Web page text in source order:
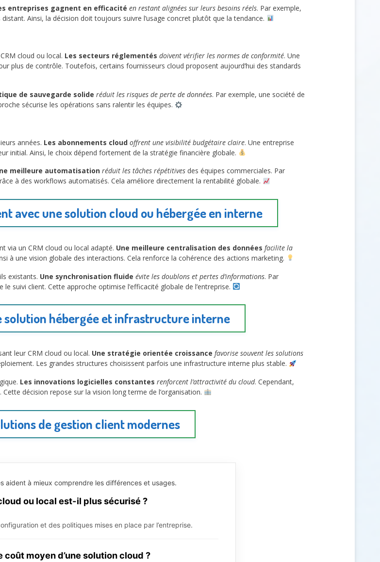
entreprises gagnent en efficacité en restant alignées sur leurs besoins réels. Par exemple,
Ainsi, la décision doit toujours suivre l’usage concret plutôt que la tendance.
cloud ou local. Les secteurs réglementés doivent vérifier les normes de conformité. Une
plus de contrôle. Toutefois, certains fournisseurs cloud proposent aujourd’hui des standards
de sauvegarde solide réduit les risques de perte de données. Par exemple, une société de
sécurise les opérations sans ralentir les équipes.
années. Les abonnements cloud offrent une visibilité budgétaire claire. Une entreprise
initial. Ainsi, le choix dépend fortement de la stratégie financière globale.
meilleure automatisation réduit les tâches répétitives des équipes commerciales. Par
à des workflows automatisés. Cela améliore directement la rentabilité globale.
avec une solution cloud ou hébergée en interne
via un CRM cloud ou local adapté. Une meilleure centralisation des données facilite la
à une vision globale des interactions. Cela renforce la cohérence des actions marketing.
existants. Une synchronisation fluide évite les doublons et pertes d’informations. Par
suivi client. Cette approche optimise l’efficacité globale de l’entreprise.
solution hébergée et infrastructure interne
leur CRM cloud ou local. Une stratégie orientée croissance favorise souvent les solutions
Les grandes structures choisissent parfois une infrastructure interne plus stable.
Les innovations logicielles constantes renforcent l’attractivité du cloud. Cependant,
décision repose sur la vision long terme de l’organisation.
de gestion client modernes
aident à mieux comprendre les différences et usages.
ou local est-il plus sécurisé ?
et des politiques mises en place par l’entreprise.
coût moyen d’une solution cloud ?